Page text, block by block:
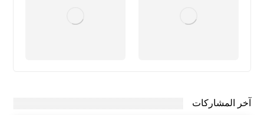
آخر المشاركات